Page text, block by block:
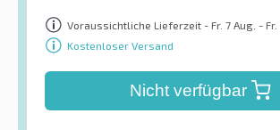
Voraussichtliche Lieferzeit - Fr. 7 Aug. - Fr.
Kostenloser Versand
Nicht verfügbar